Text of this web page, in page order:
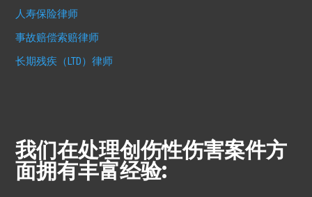
人寿保险律师
事故赔偿索赔律师
长期残疾（LTD）律师
我们在处理创伤性伤害案件方
面拥有丰富经验: